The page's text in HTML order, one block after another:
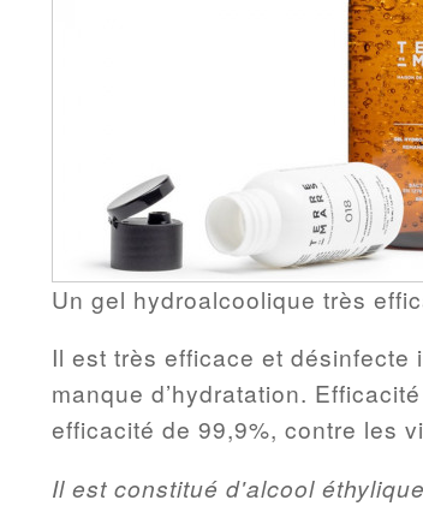
Un gel hydroalcoolique très
Il est très efficace et
manque d’hydratation.
efficacité de 99,9%, contre les
Il est constitué d'alcool